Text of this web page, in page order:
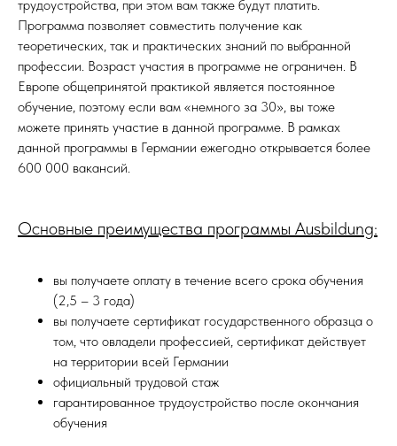
трудоустройства, при этом вам также будут платить.
Программа позволяет совместить получение как
теоретических, так и практических знаний по выбранной
профессии. Возраст участия в программе не ограничен. В
Европе общепринятой практикой является постоянное
обучение, поэтому если вам «немного за 30», вы тоже
можете принять участие в данной программе. В рамках
данной программы в Германии ежегодно открывается более
600 000 вакансий.
Основные преимущества программы Ausbildung:
вы получаете оплату в течение всего срока обучения
(2,5 – 3 года)
вы получаете сертификат государственного образца о
том, что овладели профессией, сертификат действует
на территории всей Германии
официальный трудовой стаж
гарантированное трудоустройство после окончания
обучения